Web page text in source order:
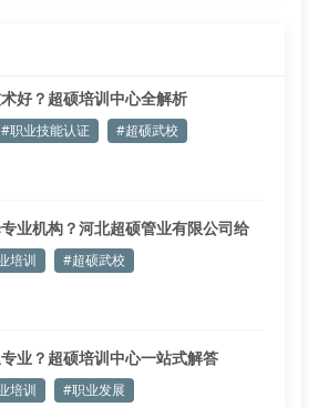
好？超硕培训中心全解析
#职业技能认证 #超硕武校
业机构？河北超硕管业有限公司给
培训 #超硕武校
业？超硕培训中心一站式解答
培训 #职业发展